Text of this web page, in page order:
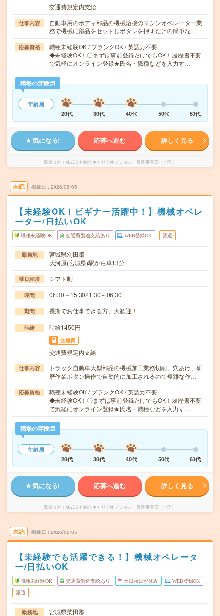
交通費規定内支給
仕事内容
自動車用のボディ部品の機械溶接のマシンオペレーター業
務で機械に部品をセットしボタンを押すだけの簡単な…
応募資格
職種未経験OK / ブランクOK / 英語力不要
◆未経験OK！〇まずは事前登録だけでもOK！履歴書不要
で気軽にオンライン登録★氏名・職種などを入力す…
職場の雰囲気
年齢層
20代
30代 40代 50代 60代
気になる! 応募へ進む 詳しく見る
派遣会社 株式会社綜合キャリアオプション 製造事業部（全国）
未読 掲載日 2026/08/05
【未経験OK！ビギナー活躍中！】機械オペレ
ーター/日払いOK
職種未経験OK 交通費別途支給あり WEB登録OK 派遣
勤務地
宮城県刈田郡
大河原(宮城県)駅から車13分
曜日頻度 シフト制
時間 06:30～15:3021:30～06:30
期間 長期でお仕事できる方、大歓迎！
時給 時給1450円
交通費
交通費規定内支給
仕事内容
トラック自動車大型部品の機械加工業務切削、穴あけ、研
磨作業ボタン操作で自動的に加工されるので複雑な作…
応募資格
職種未経験OK / ブランクOK / 英語力不要
◆未経験OK！〇まずは事前登録だけでもOK！履歴書不要
で気軽にオンライン登録★氏名・職種などを入力す…
職場の雰囲気
年齢層
20代
30代 40代 50代 60代
気になる! 応募へ進む 詳しく見る
派遣会社 株式会社綜合キャリアオプション 製造事業部（全国）
未読 掲載日 2026/08/05
【未経験でも活躍できる！】機械オペレータ
ー/日払いOK
職種未経験OK 交通費別途支給あり 土日祝日が休み WEB登録OK
派遣
勤務地
宮城県柴田郡